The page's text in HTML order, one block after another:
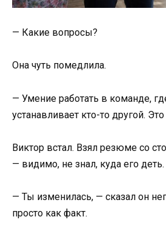
— Какие вопросы?
Она чуть помедлила.
— Умение работать в команде,
устанавливает кто-то другой.
Виктор встал. Взял резюме со
— видимо, не знал, куда его деть.
— Ты изменилась, — сказал он
просто как факт.